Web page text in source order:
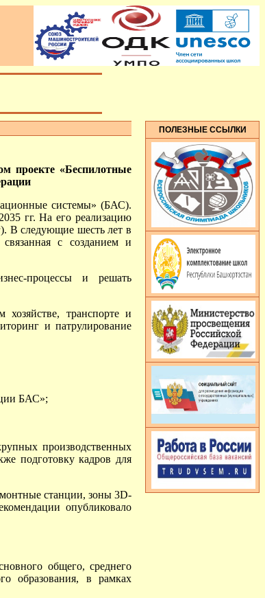
проекте «Беспилотные
системы» (БАС).
гг. На его реализацию
В следующие шесть лет в
связанная с созданием и
процессы и решать
транспорте и
и патрулирование
БАС»;
производственных
подготовку кадров для
станции, зоны 3D-
опубликовало
общего, среднего
образования, в рамках
ПОЛЕЗНЫЕ ССЫЛКИ